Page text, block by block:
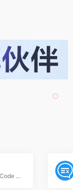
Smally | Link Shortener, Analytics, QR Code Creation, and More